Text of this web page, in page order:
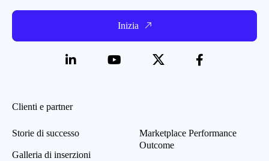
Inizia
Clienti e partner
Storie di successo
Galleria di inserzioni
Marketplace Performance
Outcome